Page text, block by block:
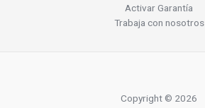
Activar Garantía
Trabaja con nosotros
Copyright © 2026